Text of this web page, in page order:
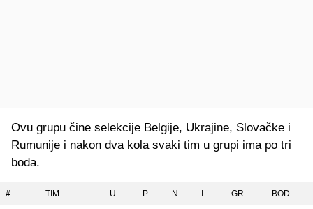
Ovu grupu čine selekcije Belgije, Ukrajine, Slovačke i
Rumunije i nakon dva kola svaki tim u grupi ima po tri
boda.
# TIM U P N I GR BOD